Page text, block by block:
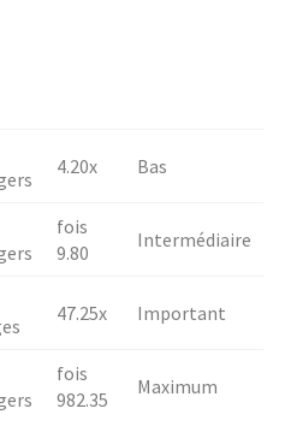
4.20x Bas
fois
9.80
Intermédiaire
47.25x Important
fois
982.35
Maximum